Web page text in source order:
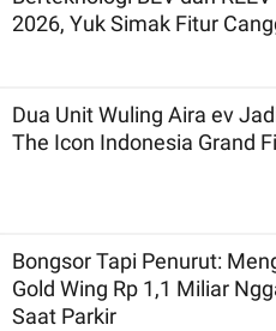
2026, Yuk Simak Fitur
Dua Unit Wuling Aira ev
The Icon Indonesia Grand
Bongsor Tapi Penurut:
Gold Wing Rp 1,1 Miliar
Saat Parkir